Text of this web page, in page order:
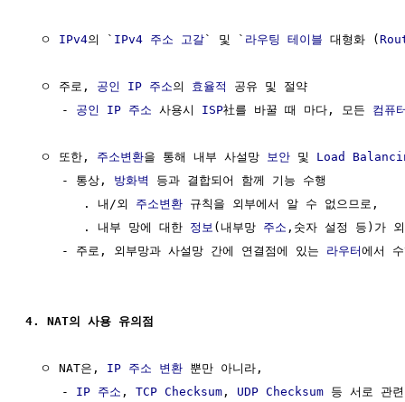
  ㅇ
IPv4의 ` IPv4 주소 고갈` 및 ` 라우팅 테이블 대형화 (
  ㅇ 주로,
공인 IP 주소의 효율적
공유 및 절약
     -
공인 IP 주소 사용시 ISP社를 바꿀 때 마다, 모든 컴퓨
  ㅇ 또한,
주소변환을 통해 내부 사설망 보안 및 Load
     - 통상,
방화벽
등과 결합되어 함께 기능 수행
        . 내/외
주소변환 규칙을 외부에서 알 수 없으므로,
        . 내부 망에 대한
정보 (내부망 주소 ,숫자 설정 등)가
     - 주로, 외부망과 사설망 간에 연결점에 있는
라우터에서
4. NAT의 사용 유의점
  ㅇ NAT은,
IP 주소 변환 뿐만 아니라,
     -
IP 주소 , TCP Checksum , UDP Checksum 등 서로 관